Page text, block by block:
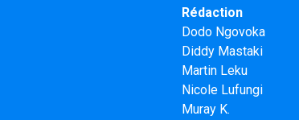
Rédaction
Dodo Ngovoka
Diddy Mastaki
Martin Leku
Nicole Lufungi
Muray K.